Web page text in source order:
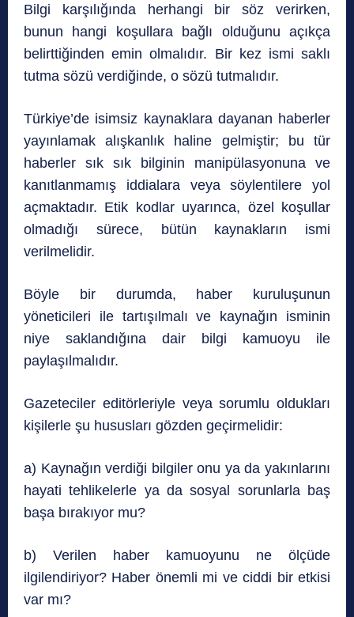
Bilgi karşılığında herhangi bir söz verirken,
bunun hangi koşullara bağlı olduğunu açıkça
belirttiğinden emin olmalıdır. Bir kez ismi saklı
tutma sözü verdiğinde, o sözü tutmalıdır.
Türkiye’de isimsiz kaynaklara dayanan haberler
yayınlamak alışkanlık haline gelmiştir; bu tür
haberler sık sık bilginin manipülasyonuna ve
kanıtlanmamış iddialara veya söylentilere yol
açmaktadır. Etik kodlar uyarınca, özel koşullar
olmadığı sürece, bütün kaynakların ismi
verilmelidir.
Böyle bir durumda, haber kuruluşunun
yöneticileri ile tartışılmalı ve kaynağın isminin
niye saklandığına dair bilgi kamuoyu ile
paylaşılmalıdır.
Gazeteciler editörleriyle veya sorumlu oldukları
kişilerle şu hususları gözden geçirmelidir:
a) Kaynağın verdiği bilgiler onu ya da yakınlarını
hayati tehlikelerle ya da sosyal sorunlarla baş
başa bırakıyor mu?
b) Verilen haber kamuoyunu ne ölçüde
ilgilendiriyor? Haber önemli mi ve ciddi bir etkisi
var mı?